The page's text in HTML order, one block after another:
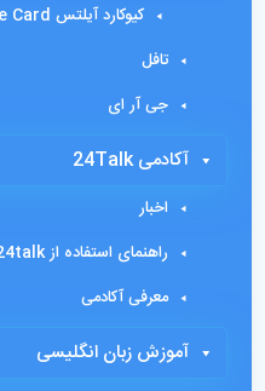
کیوکارد آیلتس IELTS Cue Card
تافل
جی آر ای
آکادمی 24Talk
اخبار
راهنمای استفاده از 24talk
معرفی آکادمی
آموزش زبان انگلیسی